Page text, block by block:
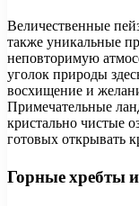
Величественные
также уникальные
неповторимую
уголок природы
восхищение и
Примечательные
кристально чистые
готовых открывать
Горные хребты